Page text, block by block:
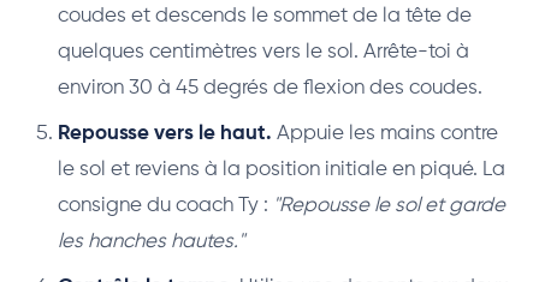
coudes et descends le sommet de la tête de
quelques centimètres vers le sol. Arrête-toi à
environ 30 à 45 degrés de flexion des coudes.
Repousse vers le haut. Appuie les mains contre
le sol et reviens à la position initiale en piqué. La
consigne du coach Ty : "Repousse le sol et garde
les hanches hautes."